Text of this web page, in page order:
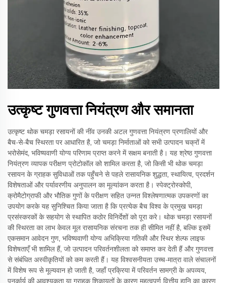
उत्कृष्ट गुणवत्ता नियंत्रण और समानता
उत्कृष्ट थोक चमड़ा रसायनों की नींव उनकी अटल गुणवत्ता नियंत्रण प्रणालियों और
बैच-से-बैच स्थिरता पर आधारित है, जो चमड़ा निर्माताओं को सभी उत्पादन चक्रों में
भरोसेमंद, भविष्यवाणी योग्य परिणाम प्राप्त करने में सक्षम बनाती है। यह श्रेष्ठ गुणवत्ता
नियंत्रण व्यापक परीक्षण प्रोटोकॉल को शामिल करता है, जो किसी भी थोक चमड़ा
रसायन के ग्राहक सुविधाओं तक पहुँचने से पहले रासायनिक शुद्धता, स्थायित्व, प्रदर्शन
विशेषताओं और पर्यावरणीय अनुपालन का मूल्यांकन करता है। स्पेक्ट्रोस्कोपी,
क्रोमैटोग्राफी और भौतिक गुणों के परीक्षण सहित उन्नत विश्लेषणात्मक उपकरणों का
उपयोग करके यह सुनिश्चित किया जाता है कि प्रत्येक बैच विश्व के प्रमुख चमड़ा
प्रसंस्करकों के सहयोग से स्थापित कठोर विनिर्देशों को पूरा करे। थोक चमड़ा रसायनों
की स्थिरता का लाभ केवल मूल रासायनिक संरचना तक ही सीमित नहीं है, बल्कि इसमें
एकसमान आवेदन गुण, भविष्यवाणी योग्य अभिक्रिया गतिकी और स्थिर शेल्फ लाइफ
विशेषताएँ भी शामिल हैं, जो उत्पादन परिवर्तनशीलता को समाप्त कर देती हैं और गुणवत्ता
से संबंधित अस्वीकृतियों को कम करती हैं। यह विश्वसनीयता उच्च-मात्रा वाले संचालनों
में विशेष रूप से मूल्यवान हो जाती है, जहाँ प्रक्रिया में परिवर्तन सामग्री के अपव्यय,
पुनर्कार्य की आवश्यकता या ग्राहक शिकायतों के कारण महत्वपूर्ण वित्तीय हानि का कारण